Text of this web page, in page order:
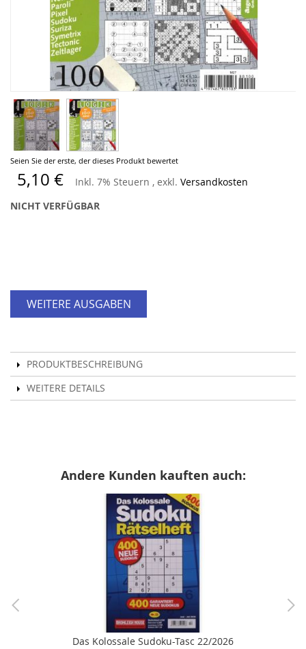
Seien Sie der erste, der dieses Produkt bewertet
5,10 € Inkl. 7% Steuern , exkl. Versandkosten
NICHT VERFÜGBAR
WEITERE AUSGABEN
PRODUKTBESCHREIBUNG
WEITERE DETAILS
Zum
Anfang
der
Bildergalerie
springen
Andere Kunden kauften auch:
Das Kolossale Sudoku-Tasc 22/2026